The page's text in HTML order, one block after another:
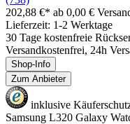
202,88 €* ab 0,00 €
Lieferzeit: 1-2 Werktage
30 Tage kostenfreie
Versandkostenfrei, 24h
Shop-Info
Zum Anbieter
inklusive
Samsung L320 Galaxy